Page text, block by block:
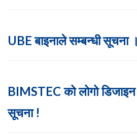
UBE बाइनाले सम्बन्धी सूचना ।
BIMSTEC को लोगो डिजाइन
सूचना !